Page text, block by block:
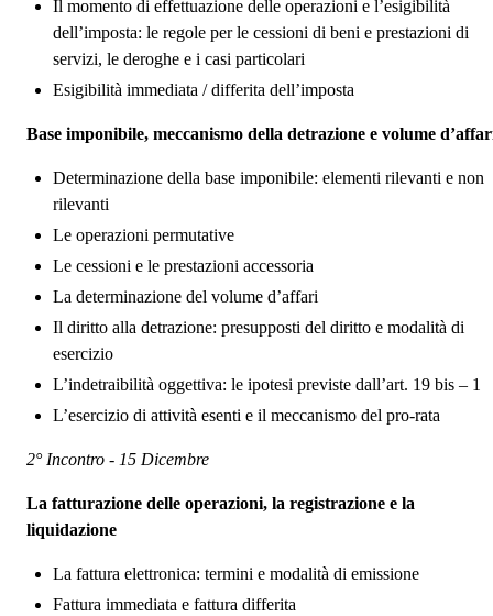
Il momento di effettuazione delle operazioni e l’esigibilità
dell’imposta: le regole per le cessioni di beni e prestazioni di
servizi, le deroghe e i casi particolari
Esigibilità immediata / differita dell’imposta
Base imponibile, meccanismo della detrazione e volume
Determinazione della base imponibile: elementi rilevanti e non
rilevanti
Le operazioni permutative
Le cessioni e le prestazioni accessoria
La determinazione del volume d’affari
Il diritto alla detrazione: presupposti del diritto e modalità di
esercizio
L’indetraibilità oggettiva: le ipotesi previste dall’art. 19 bis – 1
L’esercizio di attività esenti e il meccanismo del pro-rata
2° Incontro - 15 Dicembre
La fatturazione delle operazioni, la registrazione e la
liquidazione
La fattura elettronica: termini e modalità di emissione
Fattura immediata e fattura differita